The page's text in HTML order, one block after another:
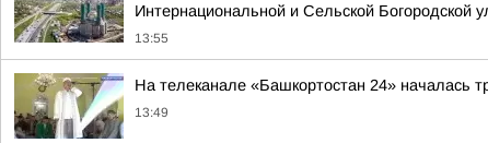
Интернациональной и Сельской Богородской
13:55
На телеканале «Башкортостан 24» началась
13:49